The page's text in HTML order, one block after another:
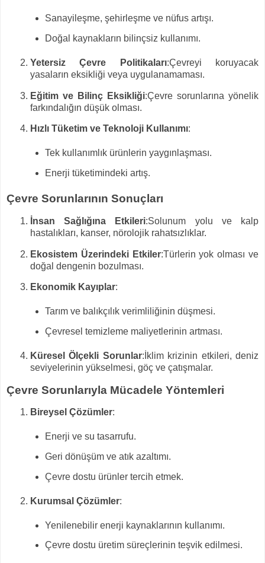
Sanayileşme, şehirleşme ve nüfus artışı.
Doğal kaynakların bilinçsiz kullanımı.
Yetersiz Çevre Politikaları:Çevreyi koruyacak
yasaların eksikliği veya uygulanamaması.
Eğitim ve Bilinç Eksikliği:Çevre sorunlarına yönelik
farkındalığın düşük olması.
Hızlı Tüketim ve Teknoloji Kullanımı:
Tek kullanımlık ürünlerin yaygınlaşması.
Enerji tüketimindeki artış.
Çevre Sorunlarının Sonuçları
İnsan Sağlığına Etkileri:Solunum yolu ve kalp
hastalıkları, kanser, nörolojik rahatsızlıklar.
Ekosistem Üzerindeki Etkiler:Türlerin yok olması ve
doğal dengenin bozulması.
Ekonomik Kayıplar:
Tarım ve balıkçılık verimliliğinin düşmesi.
Çevresel temizleme maliyetlerinin artması.
Küresel Ölçekli Sorunlar:İklim krizinin etkileri, deniz
seviyelerinin yükselmesi, göç ve çatışmalar.
Çevre Sorunlarıyla Mücadele Yöntemleri
Bireysel Çözümler:
Enerji ve su tasarrufu.
Geri dönüşüm ve atık azaltımı.
Çevre dostu ürünler tercih etmek.
Kurumsal Çözümler:
Yenilenebilir enerji kaynaklarının kullanımı.
Çevre dostu üretim süreçlerinin teşvik edilmesi.